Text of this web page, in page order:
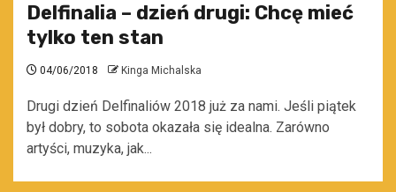
Delfinalia – dzień drugi: Chcę mieć
tylko ten stan
04/06/2018 Kinga Michalska
Drugi dzień Delfinaliów 2018 już za nami. Jeśli piątek
był dobry, to sobota okazała się idealna. Zarówno
artyści, muzyka, jak...